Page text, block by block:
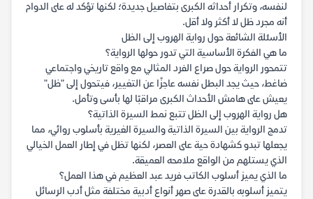
لنفسه، وتكرار أحداثه الكبرى بتفاصيل جديدة؛ لكنها تؤكد له على الدوام
أنه مجرد ظل لا أكثر ولا أقل.
الأسئلة الشائعة حول رواية الهروب إلى الظل
ما هي الفكرة الأساسية التي تدور حولها الرواية؟
تتمحور الرواية حول صراع الفرد المثالي مع واقع تاريخي واجتماعي
ضاغط، حيث يجد البطل نفسه عاجزًا عن التغيير، فيتحول إلى "ظل"
يعيش على هامش الأحداث الكبرى مراقبًا لها بأسى وتأمل.
هل رواية الهروب إلى الظل تتبع نمط السيرة الذاتية؟
تدمج الرواية بين السيرة الذاتية والسيرة الغيرية بأسلوب روائي، مما
يجعلها تبدو كشهادة حية على العصر، لكنها تظل في إطار العمل الخيالي
الذي يستلهم من الواقع ملامحه العميقة.
ما الذي يميز أسلوب الكاتب فريد عبد العظيم في هذا العمل؟
يتميز أسلوبه بالقدرة على صهر أنواع أدبية مختلفة مثل أدب الرسائل